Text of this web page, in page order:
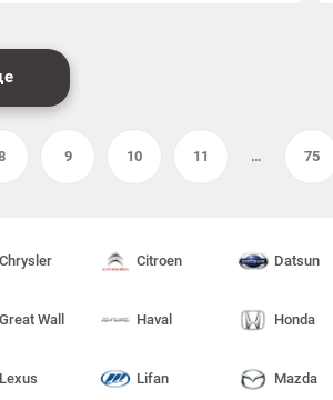
9 10 11 … 75
Chrysler Citroen Datsun
Great Wall Haval Honda
Lexus Lifan Mazda